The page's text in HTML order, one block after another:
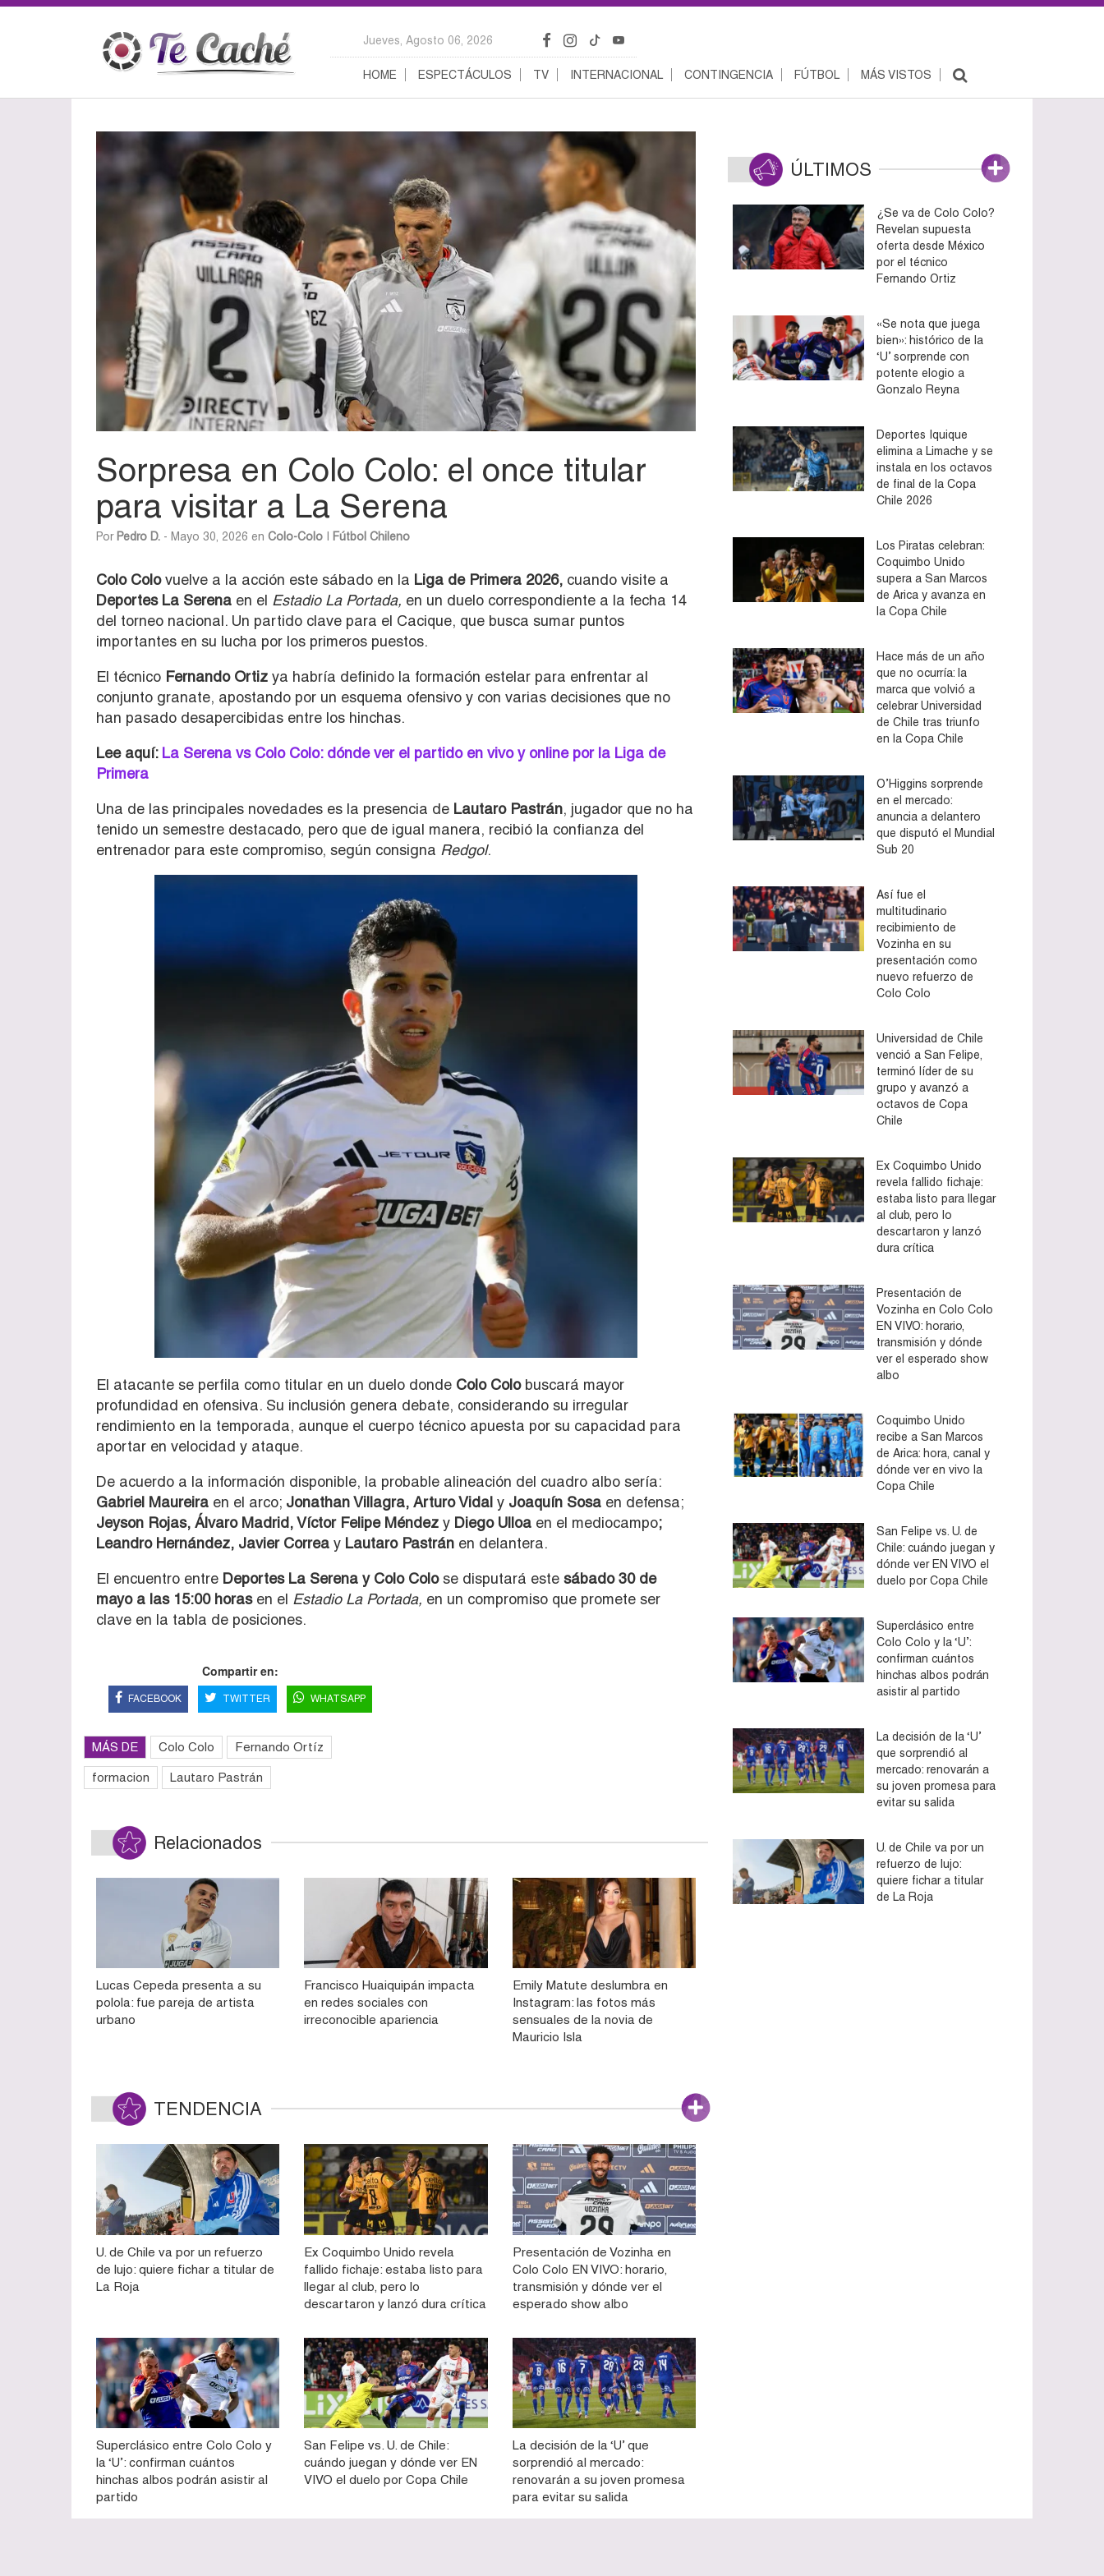
Jueves, Agosto 06, 2026
HOME ESPECTÁCULOS TV INTERNACIONAL CONTINGENCIA FÚTBOL MÁS VISTOS
Sorpresa en Colo Colo: el once titular
para visitar a La Serena
Por Pedro D. - Mayo 30, 2026 en Colo-Colo Fútbol Chileno
Colo Colovuelve a la acción este sábado en la Liga de Primera 2026, cuando visite a
Deportes La Serena en el Estadio La Portada, en un duelo correspondiente a la fecha 14
del torneo nacional. Un partido clave para el Cacique, que busca sumar puntos
importantes en su lucha por los primeros puestos.
El técnico Fernando Ortiz ya habría definido la formación estelar para enfrentar al
conjunto granate, apostando por un esquema ofensivo y con varias decisiones que no
han pasado desapercibidas entre los hinchas.
Lee aquí: La Serena vs Colo Colo: dónde ver el partido en vivo y online por la Liga de
Primera
Una de las principales novedades es la presencia de Lautaro Pastrán, jugador que no ha
tenido un semestre destacado, pero que de igual manera, recibió la confianza del
entrenador para este compromiso, según consigna Redgol.
El atacante se perfila como titular en un duelo donde Colo Colobuscará mayor
profundidad en ofensiva. Su inclusión genera debate, considerando su irregular
rendimiento en la temporada, aunque el cuerpo técnico apuesta por su capacidad para
aportar en velocidad y ataque.
De acuerdo a la información disponible, la probable alineación del cuadro albo sería:
Gabriel Maureira en el arco; Jonathan Villagra, Arturo Vidal y Joaquín Sosa en defensa;
Jeyson Rojas, Álvaro Madrid, Víctor Felipe Méndez y Diego Ulloa en el mediocampo;
Leandro Hernández, Javier Correa y Lautaro Pastrán en delantera.
El encuentro entre Deportes La Serena y Colo Colose disputará este sábado 30 de
mayo a las 15:00 horasen el Estadio La Portada, en un compromiso que promete ser
clave en la tabla de posiciones.
Compartir en:
FACEBOOK TWITTER WHATSAPP
MÁS DE Colo Colo Fernando Ortíz
formacion Lautaro Pastrán
Relacionados
Lucas Cepeda presenta a su
polola: fue pareja de artista
urbano
Francisco Huaiquipán impacta
en redes sociales con
irreconocible apariencia
Emily Matute deslumbra en
Instagram: las fotos más
sensuales de la novia de
Mauricio Isla
TENDENCIA
U. de Chile va por un refuerzo
de lujo: quiere fichar a titular de
La Roja
Ex Coquimbo Unido revela
fallido fichaje: estaba listo para
llegar al club, pero lo
descartaron y lanzó dura crítica
Presentación de Vozinha en
Colo Colo EN VIVO: horario,
transmisión y dónde ver el
esperado show albo
Superclásico entre Colo Colo y
la ‘U’: confirman cuántos
hinchas albos podrán asistir al
partido
San Felipe vs. U. de Chile:
cuándo juegan y dónde ver EN
VIVO el duelo por Copa Chile
La decisión de la ‘U’ que
sorprendió al mercado:
renovarán a su joven promesa
para evitar su salida
ÚLTIMOS
¿Se va de Colo Colo?
Revelan supuesta
oferta desde México
por el técnico
Fernando Ortiz
«Se nota que juega
bien»: histórico de la
‘U’ sorprende con
potente elogio a
Gonzalo Reyna
Deportes Iquique
elimina a Limache y se
instala en los octavos
de final de la Copa
Chile 2026
Los Piratas celebran:
Coquimbo Unido
supera a San Marcos
de Arica y avanza en
la Copa Chile
Hace más de un año
que no ocurría: la
marca que volvió a
celebrar Universidad
de Chile tras triunfo
en la Copa Chile
O’Higgins sorprende
en el mercado:
anuncia a delantero
que disputó el Mundial
Sub 20
Así fue el
multitudinario
recibimiento de
Vozinha en su
presentación como
nuevo refuerzo de
Colo Colo
Universidad de Chile
venció a San Felipe,
terminó líder de su
grupo y avanzó a
octavos de Copa
Chile
Ex Coquimbo Unido
revela fallido fichaje:
estaba listo para llegar
al club, pero lo
descartaron y lanzó
dura crítica
Presentación de
Vozinha en Colo Colo
EN VIVO: horario,
transmisión y dónde
ver el esperado show
albo
Coquimbo Unido
recibe a San Marcos
de Arica: hora, canal y
dónde ver en vivo la
Copa Chile
San Felipe vs. U. de
Chile: cuándo juegan y
dónde ver EN VIVO el
duelo por Copa Chile
Superclásico entre
Colo Colo y la ‘U’:
confirman cuántos
hinchas albos podrán
asistir al partido
La decisión de la ‘U’
que sorprendió al
mercado: renovarán a
su joven promesa para
evitar su salida
U. de Chile va por un
refuerzo de lujo:
quiere fichar a titular
de La Roja